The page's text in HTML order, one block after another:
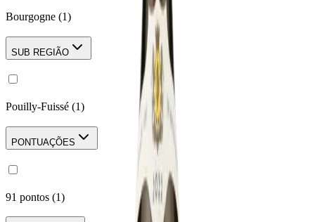
Bourgogne (1)
SUB REGIÃO
Pouilly-Fuissé (1)
PONTUAÇÕES
91 pontos (1)